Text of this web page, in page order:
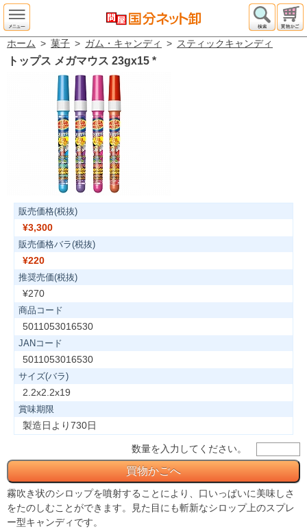
ホーム > 菓子 > ガム・キャンディ > スティックキャンディ
トップス メガマウス 23gx15 *
販売価格(税抜)
¥3,300
販売価格バラ(税抜)
¥220
推奨売価(税抜)
¥270
商品コード
5011053016530
JANコード
5011053016530
サイズ(バラ)
2.2x2.2x19
賞味期限
製造日より730日
数量を入力してください。
霧吹き状のシロップを噴射することにより、口いっぱいに美味しさ
をたのしむことができます。見た目にも斬新なシロップ上のスプレ
ー型キャンディです。